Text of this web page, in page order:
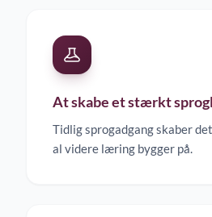
At skabe et stærkt
Tidlig sprogadgang skaber
al videre læring bygger på.